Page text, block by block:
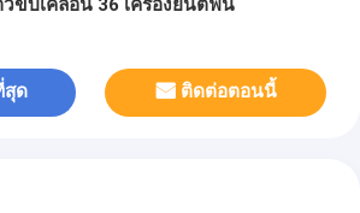
ขับเคลื่อน 36 เครื่องยนต์ฟัน
สุด ติดต่อตอนนี้